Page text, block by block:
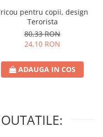
pentru copii, design
Terorista
80,33 RON
24,10 RON
ADAUGA IN COS